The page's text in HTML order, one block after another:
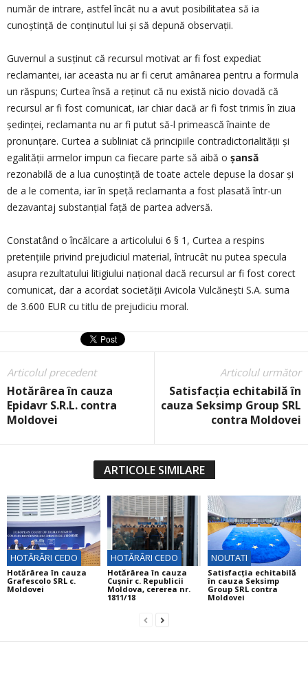
număr de intrare, astfel încât nu a avut posibilitatea să ia
cunoștință de conținutul lui și să depună observații.
Guvernul a susținut că recursul motivat ar fi fost expediat
reclamantei, iar aceasta nu ar fi cerut amânarea pentru a formula
un răspuns; Curtea însă a reținut că nu există nicio dovadă că
recursul ar fi fost comunicat, iar chiar dacă ar fi fost trimis în ziua
ședinței, reclamanta nu ar fi putut să-l primească înainte de
pronunțare. Curtea a subliniat că principiile contradictorialității și
egalității armelor impun ca fiecare parte să aibă o șansă
rezonabilă de a lua cunoștință de toate actele depuse la dosar și
de a le comenta, iar în speță reclamanta a fost plasată într-un
dezavantaj substanțial față de partea adversă.
Constatând o încălcare a articolului 6 § 1, Curtea a respins
pretențiile privind prejudiciul material, întrucât nu putea specula
asupra rezultatului litigiului național dacă recursul ar fi fost corect
comunicat, dar a acordat societății Avicola Vulcănești S.A. suma
de 3.600 EUR cu titlu de prejudiciu moral.
Articolul precedent
Hotărârea în cauza
Epidavr S.R.L. contra
Moldovei
Articolul următor
Satisfacția echitabilă în
cauza Seksimp Group SRL
contra Moldovei
ARTICOLE SIMILARE
HOTĂRÂRI CEDO
Hotărârea în cauza
Grafescolo SRL c.
Moldovei
HOTĂRÂRI CEDO
Hotărârea în cauza
Cuşnir c. Republicii
Moldova, cererea nr.
1811/18
NOUTATI
Satisfacția echitabilă
în cauza Seksimp
Group SRL contra
Moldovei